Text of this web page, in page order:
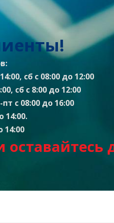
сб с 08:00 до 12:00
сб с 8:00 до 12:00
с 08:00 до 16:00
14:00.
14:00
оставайтесь